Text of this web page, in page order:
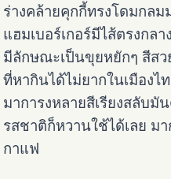
ร่างคล้ายคุกกี้ทรงโดมกล
แฮมเบอร์เกอร์มีไส้ตรงกล
มีลักษณะเป็นขุยหยักๆ สีสว
ที่หากินได้ไม่ยากในเมืองไ
มาการงหลายสีเรียงสลับ
รสชาติก็หวานใช้ได้เลย ม
กาแฟ